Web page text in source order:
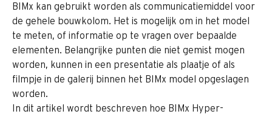
BIMx kan gebruikt worden als communicatiemiddel voor
de gehele bouwkolom. Het is mogelijk om in het model
te meten, of informatie op te vragen over bepaalde
elementen. Belangrijke punten die niet gemist mogen
worden, kunnen in een presentatie als plaatje of als
filmpje in de galerij binnen het BIMx model opgeslagen
worden.
In dit artikel wordt beschreven hoe BIMx Hyper-